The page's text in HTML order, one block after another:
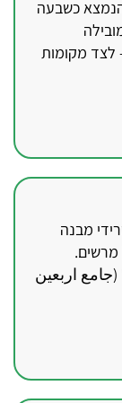
כשבעה
לצד מקומות
מבנה
מתאר מרובע, ולצדו מינרט[1] מרשים.
اربعين